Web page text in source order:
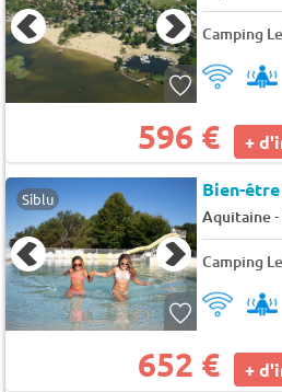
Camping
596 € +
Siblu Bien-
Aquitaine-
Camping
652 € +